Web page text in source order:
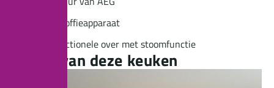
Inbouwkoffieapparaat
Multifunctionele over met stoomfunctie
van deze keuken